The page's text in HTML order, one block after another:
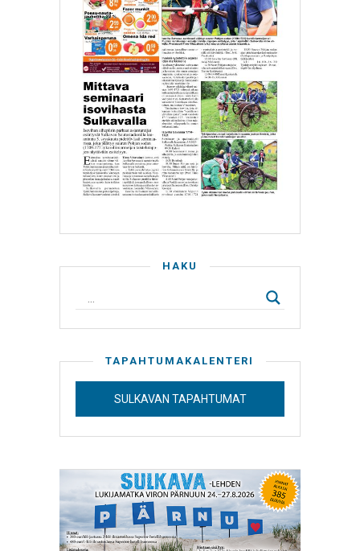
HAKU
TAPAHTUMAKALENTERI
SULKAVAN TAPAHTUMAT